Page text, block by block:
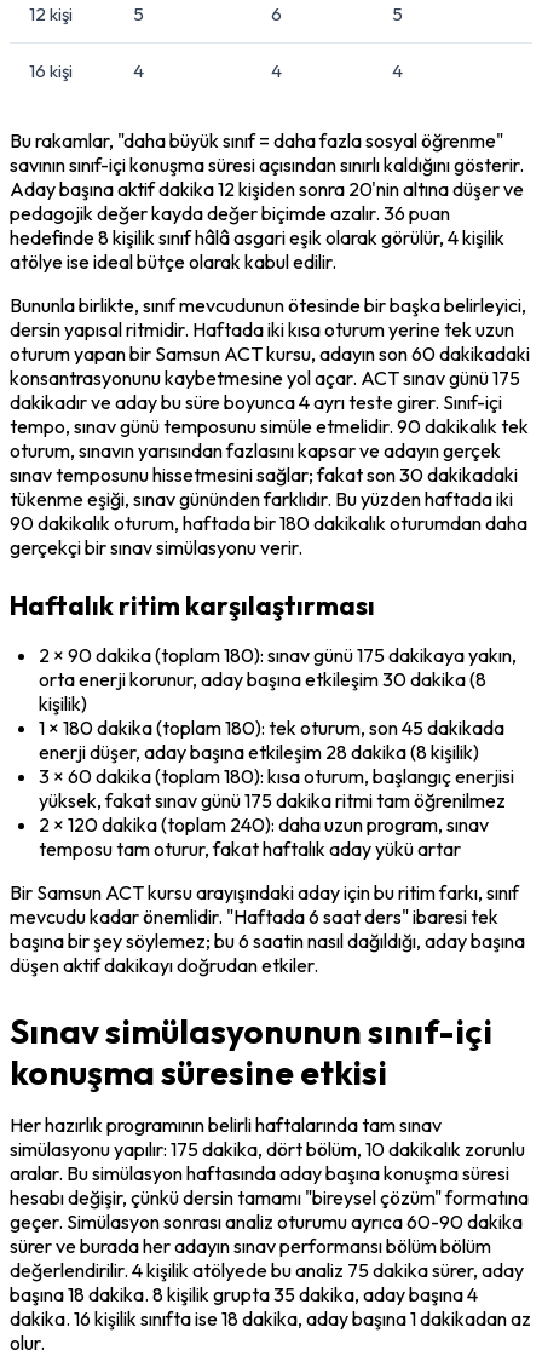
12 kişi 5 6 5
16 kişi 4 4 4
Bu rakamlar, "daha büyük sınıf = daha fazla sosyal öğrenme"
savının sınıf-içi konuşma süresi açısından sınırlı kaldığını gösterir.
Aday başına aktif dakika 12 kişiden sonra 20'nin altına düşer ve
pedagojik değer kayda değer biçimde azalır. 36 puan
hedefinde 8 kişilik sınıf hâlâ asgari eşik olarak görülür, 4 kişilik
atölye ise ideal bütçe olarak kabul edilir.
Bununla birlikte, sınıf mevcudunun ötesinde bir başka belirleyici,
dersin yapısal ritmidir. Haftada iki kısa oturum yerine tek uzun
oturum yapan bir Samsun ACT kursu, adayın son 60 dakikadaki
konsantrasyonunu kaybetmesine yol açar. ACT sınav günü 175
dakikadır ve aday bu süre boyunca 4 ayrı teste girer. Sınıf-içi
tempo, sınav günü temposunu simüle etmelidir. 90 dakikalık tek
oturum, sınavın yarısından fazlasını kapsar ve adayın gerçek
sınav temposunu hissetmesini sağlar; fakat son 30 dakikadaki
tükenme eşiği, sınav gününden farklıdır. Bu yüzden haftada iki
90 dakikalık oturum, haftada bir 180 dakikalık oturumdan daha
gerçekçi bir sınav simülasyonu verir.
Haftalık ritim karşılaştırması
2 × 90 dakika (toplam 180): sınav günü 175 dakikaya yakın,
orta enerji korunur, aday başına etkileşim 30 dakika (8
kişilik)
1 × 180 dakika (toplam 180): tek oturum, son 45 dakikada
enerji düşer, aday başına etkileşim 28 dakika (8 kişilik)
3 × 60 dakika (toplam 180): kısa oturum, başlangıç enerjisi
yüksek, fakat sınav günü 175 dakika ritmi tam öğrenilmez
2 × 120 dakika (toplam 240): daha uzun program, sınav
temposu tam oturur, fakat haftalık aday yükü artar
Bir Samsun ACT kursu arayışındaki aday için bu ritim farkı, sınıf
mevcudu kadar önemlidir. "Haftada 6 saat ders" ibaresi tek
başına bir şey söylemez; bu 6 saatin nasıl dağıldığı, aday başına
düşen aktif dakikayı doğrudan etkiler.
Sınav simülasyonunun sınıf-içi
konuşma süresine etkisi
Her hazırlık programının belirli haftalarında tam sınav
simülasyonu yapılır: 175 dakika, dört bölüm, 10 dakikalık zorunlu
aralar. Bu simülasyon haftasında aday başına konuşma süresi
hesabı değişir, çünkü dersin tamamı "bireysel çözüm" formatına
geçer. Simülasyon sonrası analiz oturumu ayrıca 60-90 dakika
sürer ve burada her adayın sınav performansı bölüm bölüm
değerlendirilir. 4 kişilik atölyede bu analiz 75 dakika sürer, aday
başına 18 dakika. 8 kişilik grupta 35 dakika, aday başına 4
dakika. 16 kişilik sınıfta ise 18 dakika, aday başına 1 dakikadan az
olur.